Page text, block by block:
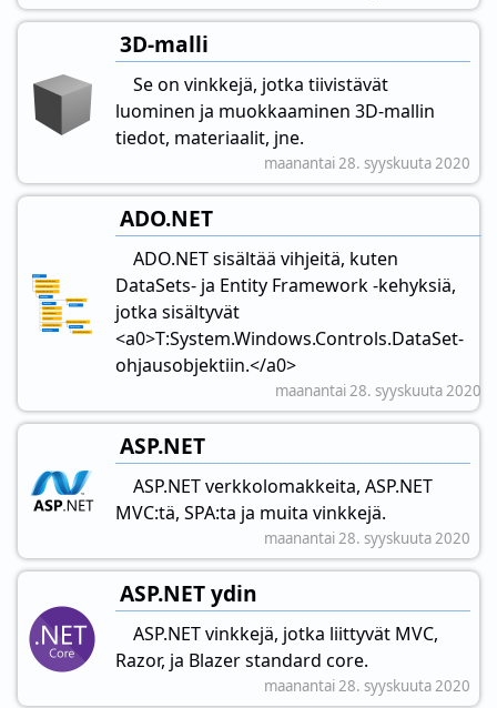
3D-malli
Se on vinkkejä, jotka tiivistävät
luominen ja muokkaaminen 3D-mallin
tiedot, materiaalit, jne.
maanantai 28. syyskuuta 2020
ADO.NET
ADO.NET sisältää vihjeitä, kuten
DataSets- ja Entity Framework -kehyksiä,
jotka sisältyvät
<a0>T:System.Windows.Controls.DataSet-
ohjausobjektiin.</a0>
maanantai 28. syyskuuta 2020
ASP.NET
ASP.NET verkkolomakkeita, ASP.NET
MVC:tä, SPA:ta ja muita vinkkejä.
maanantai 28. syyskuuta 2020
ASP.NET ydin
ASP.NET vinkkejä, jotka liittyvät MVC,
Razor, ja Blazer standard core.
maanantai 28. syyskuuta 2020